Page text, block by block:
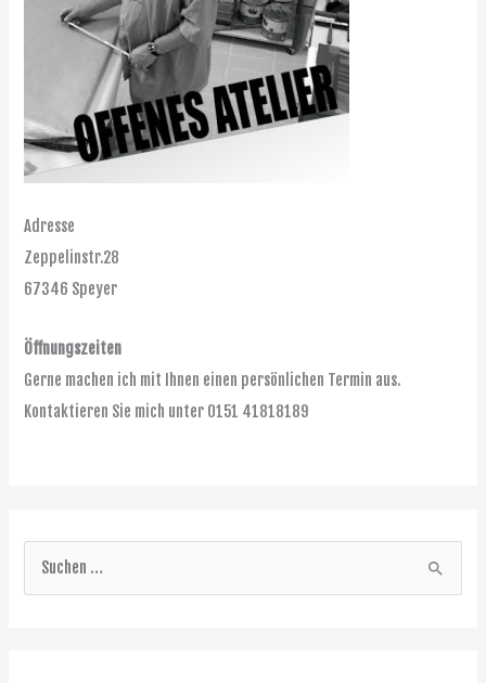
Adresse
Zeppelinstr.28
67346 Speyer
Öffnungszeiten
Gerne machen ich mit Ihnen einen persönlichen Termin aus.
Kontaktieren Sie mich unter 0151 41818189